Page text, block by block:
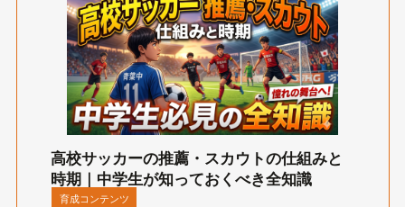
高校サッカーの推薦・スカウトの仕組みと
時期｜中学生が知っておくべき全知識
育成コンテンツ